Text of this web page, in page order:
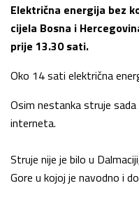
Električna energija bez
cijela Bosna i
prije 13.30 sati.
Oko 14 sati električna
Osim nestanka struje
interneta.
Struje nije je bilo u
Gore u kojoj je navodno i